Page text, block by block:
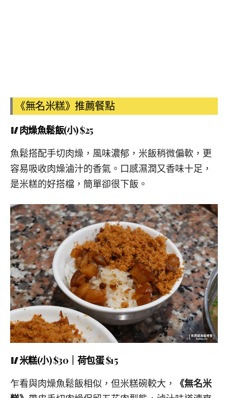
《無名米糕》推薦餐點
🥢肉燥魚鬆飯(小)$25
魚鬆搭配手切肉燥，風味濃郁，米飯稍微偏軟，更
容易吸收肉燥滷汁的香氣。口感濕潤又香味十足，
是米糕的好搭檔，簡單卻很下飯。
🥢米糕(小) $30｜荷包蛋 $15
乍看與肉燥魚鬆飯相似，但米糕碗較大，
《無名米